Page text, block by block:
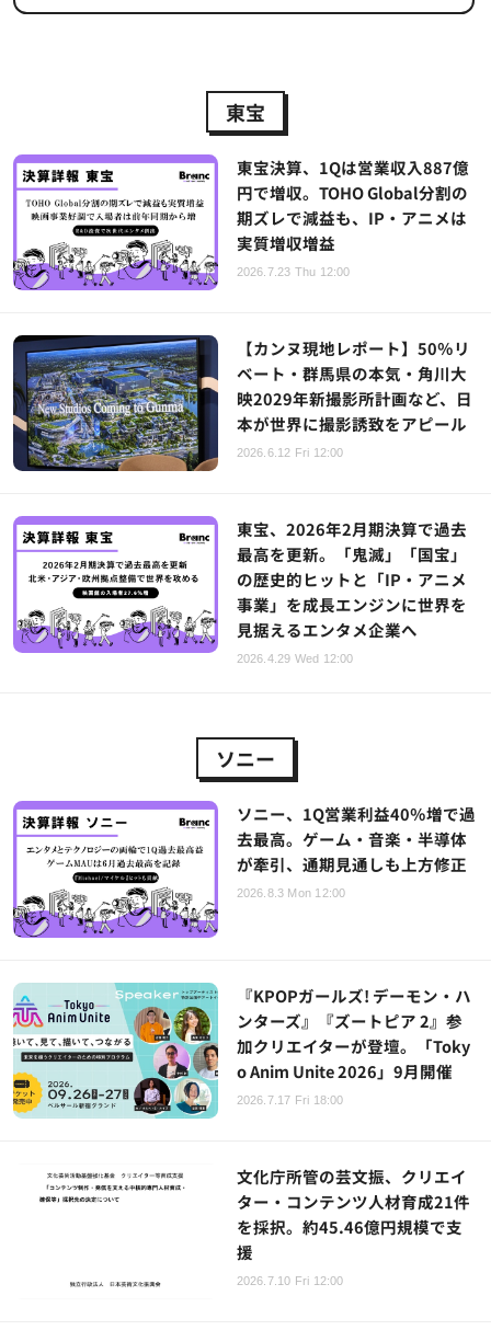
東宝
東宝決算、1Qは営業収入887億
円で増収。TOHO Global分割の
期ズレで減益も、IP・アニメは
実質増収増益
2026.7.23 Thu 12:00
【カンヌ現地レポート】50％リ
ベート・群馬県の本気・角川大
映2029年新撮影所計画など、日
本が世界に撮影誘致をアピール
2026.6.12 Fri 12:00
東宝、2026年2月期決算で過去
最高を更新。「鬼滅」「国宝」
の歴史的ヒットと「IP・アニメ
事業」を成長エンジンに世界を
見据えるエンタメ企業へ
2026.4.29 Wed 12:00
ソニー
ソニー、1Q営業利益40％増で過
去最高。ゲーム・音楽・半導体
が牽引、通期見通しも上方修正
2026.8.3 Mon 12:00
『KPOPガールズ! デーモン・ハ
ンターズ』『ズートピア 2』参
加クリエイターが登壇。「Toky
o Anim Unite 2026」9月開催
2026.7.17 Fri 18:00
文化庁所管の芸文振、クリエイ
ター・コンテンツ人材育成21件
を採択。約45.46億円規模で支
援
2026.7.10 Fri 12:00